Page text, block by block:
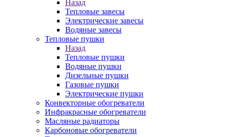
Назад
Тепловые завесы
Электрические завесы
Водяные завесы
Тепловые пушки
Назад
Тепловые пушки
Водяные пушки
Дизельные пушки
Газовые пушки
Электрические пушки
Конвекторные обогреватели
Инфракрасные обогреватели
Масляные радиаторы
Карбоновые обогреватели